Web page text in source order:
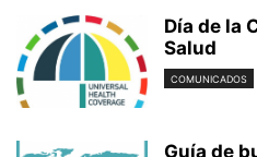
Día de la
Salud
COMUNICADOS
Guía de